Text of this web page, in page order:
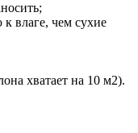
влаге, чем сухие
хватает на 10 м2).